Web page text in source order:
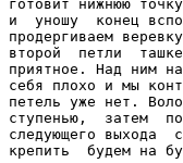
готовит нижнюю
и  уношу  конец
продергиваем
второй  петли
приятное. Над ним
себя плохо и мы
петель уже нет.
ступенью,  затем
следующего выхода
крепить  будем на